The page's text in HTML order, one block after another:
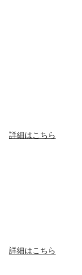
詳細はこちら
詳細はこちら